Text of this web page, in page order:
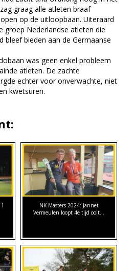
graag alle atleten braaf
op de uitloopbaan. Uiteraard
groep Nederlandse atleten die
bleef bieden aan de Germaanse
was geen enkel probleem
atleten. De zachte
echter voor onverwachte, niet
kwetsuren.
NK Masters 2024: Jannet
Vermeulen loopt 4e tijd ooit…